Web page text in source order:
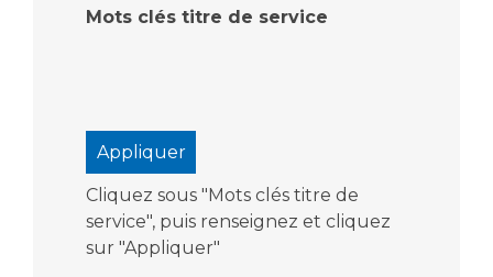
Mots clés titre de service
Cliquez sous "Mots clés titre de
service", puis renseignez et cliquez
sur "Appliquer"